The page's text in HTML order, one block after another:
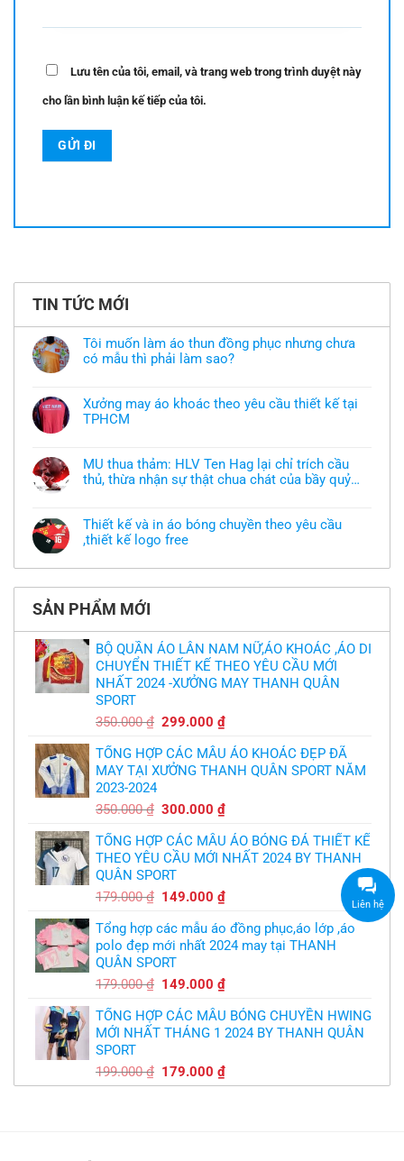
Lưu tên của tôi, email, và trang web trong trình duyệt này
cho lần bình luận kế tiếp của tôi.
TIN TỨC MỚI
Tôi muốn làm áo thun đồng phục nhưng chưa
có mẫu thì phải làm sao?
bình
luận
ở
áo
thun
đồng
chưa
có
mẫu
thì
làm
Xưởng may áo khoác theo yêu cầu thiết kế tại
TPHCM
bình
luận
ở
khoác
theo
yêu
thiết
tại
TPHCM
MU thua thảm: HLV Ten Hag lại chỉ trích cầu
thủ, thừa nhận sự thật chua chát của bầy quỷ
bình
luận
ở
thảm:
Hag
lại
trích
cầu
thủ,
thừa
nhận
sự
thật
chát
bầy
quỷ
nhỏ
Thiết kế và in áo bóng chuyền theo yêu cầu
,thiết kế logo free
có
luận
Thiết
và
in
áo
bóng
chuyền
theo
,thiết
free
SẢN PHẨM MỚI
BỘ QUẦN ÁO LÂN NAM NỮ,ÁO KHOÁC ,ÁO DI
CHUYỂN THIẾT KẾ THEO YÊU CẦU MỚI
NHẤT 2024 -XƯỞNG MAY THANH QUÂN
SPORT
350.000₫ Giá
là:
350.000 ₫.
299.000₫Giá
tại
là:
TỔNG HỢP CÁC MẪU ÁO KHOÁC ĐẸP ĐÃ
MAY TẠI XƯỞNG THANH QUÂN SPORT NĂM
2023-2024
350.000₫ Giá
là:
350.000 ₫.
300.000₫Giá
tại
là:
TỔNG HỢP CÁC MẪU ÁO BÓNG ĐÁ THIẾT KẾ
THEO YÊU CẦU MỚI NHẤT 2024 BY THANH
QUÂN SPORT
179.000₫ Giá
là:
179.000 ₫.
149.000₫Giá
tại
là:
Tổng hợp các mẫu áo đồng phục,áo lớp ,áo
polo đẹp mới nhất 2024 may tại THANH
QUÂN SPORT
179.000₫ Giá
là:
179.000 ₫.
149.000₫Giá
tại
là:
TỔNG HỢP CÁC MẪU BÓNG CHUYỀN HWING
MỚI NHẤT THÁNG 1 2024 BY THANH QUÂN
SPORT
199.000₫ Giá
gốc
179.000₫Giá
hiện
Liên hệ